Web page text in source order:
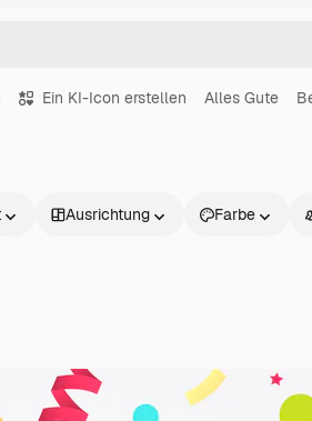
Ein KI-Icon erstellen Alles Gute
Ausrichtung Farbe